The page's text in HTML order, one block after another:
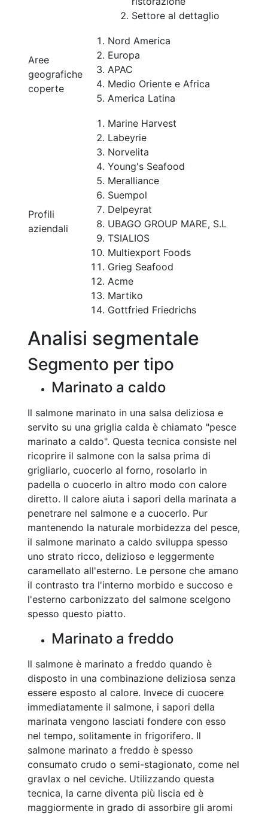
Settore al dettaglio
Aree
geografiche
coperte
Nord America
Europa
APAC
Medio Oriente e Africa
America Latina
Profili
aziendali
Marine Harvest
Labeyrie
Norvelita
Young's Seafood
Meralliance
Suempol
Delpeyrat
UBAGO GROUP MARE, S.L
TSIALIOS
Multiexport Foods
Grieg Seafood
Acme
Martiko
Gottfried Friedrichs
Analisi segmentale
Segmento per tipo
Marinato a caldo
Il salmone marinato in una salsa deliziosa e
servito su una griglia calda è chiamato "pesce
marinato a caldo". Questa tecnica consiste nel
ricoprire il salmone con la salsa prima di
grigliarlo, cuocerlo al forno, rosolarlo in
padella o cuocerlo in altro modo con calore
diretto. Il calore aiuta i sapori della marinata a
penetrare nel salmone e a cuocerlo. Pur
mantenendo la naturale morbidezza del pesce,
il salmone marinato a caldo sviluppa spesso
uno strato ricco, delizioso e leggermente
caramellato all'esterno. Le persone che amano
il contrasto tra l'interno morbido e succoso e
l'esterno carbonizzato del salmone scelgono
spesso questo piatto.
Marinato a freddo
Il salmone è marinato a freddo quando è
disposto in una combinazione deliziosa senza
essere esposto al calore. Invece di cuocere
immediatamente il salmone, i sapori della
marinata vengono lasciati fondere con esso
nel tempo, solitamente in frigorifero. Il
salmone marinato a freddo è spesso
consumato crudo o semi-stagionato, come nel
gravlax o nel ceviche. Utilizzando questa
tecnica, la carne diventa più liscia ed è
maggiormente in grado di assorbire gli aromi